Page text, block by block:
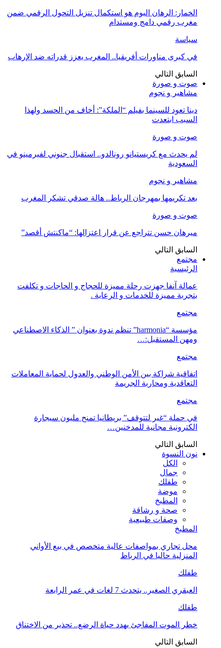
الخمار: الرهان اليوم هو استكمال تنزيل التحول الرقمي ضمن
مغرب رقمي دامج ومستدام
سياسة
في كبرى مناورات أفريقيا.. المغرب يعزز قدراته ضد الإرهاب
السابق التالي
صوت و صورة
مشاهير و نجوم
دينا تعود للسينما بفيلم “الملكة”: أخاف من الحسد ولهذا
السبب ابتعدت
صوت و صورة
لم يحدث مع كريستيانو رونالدو.. استقبال جنوني لفيرمينو في
السعودية
مشاهير و نجوم
بعد تكريمها بمهرجان الرباط.. هالة صدقي تشكر المغرب
صوت و صورة
ميرهان حسن تتراجع عن قرار اعتزالها: “ماكنتش أقصد”
السابق التالي
مجتمع
الرئيسية
عمالة آنفا جهزت رحلة مميزة للحجاج و الحاجات و تكلفت
بتجربة مميزة للخدمات و الرعاية .
مجتمع
مؤسسة “harmonia” تنظم ندوة بعنوان ” الذكاء الاصطناعي
ومهن المستقبل:…
مجتمع
اتفاقية شراكة بين الأمن الوطني والعدول لحماية المعاملات
التعاقدية ومحاربة الجريمة
مجتمع
في حملة “غير لتتوقف” بريطانيا تمنح مليون سيجارة
الكترونية مجانية للمدخنين…
السابق التالي
نون النسوة
الكل
جمال
طفلك
موضة
المطبخ
صحة و رشاقة
وصفات طبيعية
المطبخ
محل تجاري بمواصفات عالية متخصص في بيع الأواني
المنزلية حاليا في الرباط
طفلك
العبقري الصغير.. يتحدث 7 لغات في عمر الرابعة
طفلك
خطر الموت المفاجئ يهدد حياة الرضع.. تحذير من الاختناق
السابق التالي